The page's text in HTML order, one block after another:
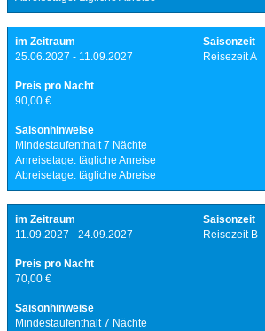
im Zeitraum
25.06.2027 - 11.09.2027
Saisonzeit
Reisezeit A
Preis pro Nacht
90,00 €
Saisonhinweise
Mindestaufenthalt 7 Nächte
Anreisetage: tägliche Anreise
Abreisetage: tägliche Abreise
im Zeitraum
11.09.2027 - 24.09.2027
Saisonzeit
Reisezeit B
Preis pro Nacht
70,00 €
Saisonhinweise
Mindestaufenthalt 7 Nächte